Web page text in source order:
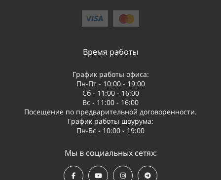
Время работы
График работы офиса:
Пн-Пт - 10:00 - 19:00
Сб - 11:00 - 16:00
Вс - 11:00 - 16:00
Посещение по предварительной договоренности.
График работы шоурума:
Пн-Вс - 10:00 - 19:00
Мы в социальных сетях: